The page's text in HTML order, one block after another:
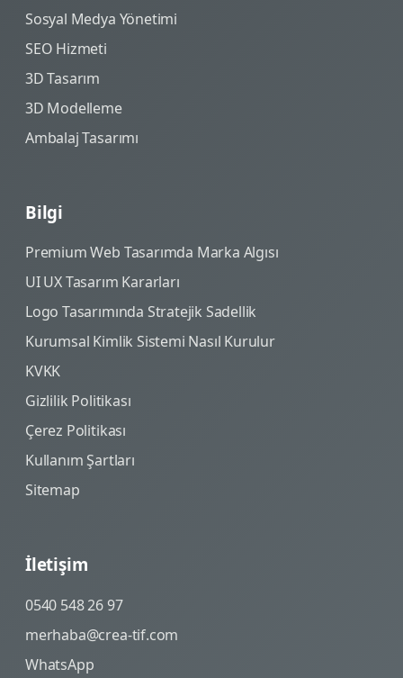
Sosyal Medya Yönetimi
SEO Hizmeti
3D Tasarım
3D Modelleme
Ambalaj Tasarımı
Bilgi
Premium Web Tasarımda Marka Algısı
UI UX Tasarım Kararları
Logo Tasarımında Stratejik Sadellik
Kurumsal Kimlik Sistemi Nasıl Kurulur
KVKK
Gizlilik Politikası
Çerez Politikası
Kullanım Şartları
Sitemap
İletişim
0540 548 26 97
merhaba@crea-tif.com
WhatsApp